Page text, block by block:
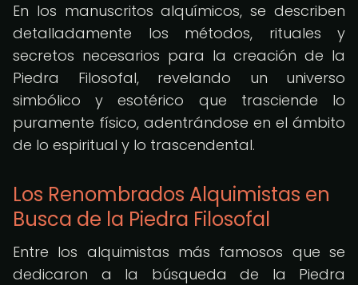
En los manuscritos alquímicos, se describen
detalladamente los métodos, rituales y
secretos necesarios para la creación de la
Piedra Filosofal, revelando un universo
simbólico y esotérico que trasciende lo
puramente físico, adentrándose en el ámbito
de lo espiritual y lo trascendental.
Los Renombrados Alquimistas en
Busca de la Piedra Filosofal
Entre los alquimistas más famosos que se
dedicaron a la búsqueda de la Piedra